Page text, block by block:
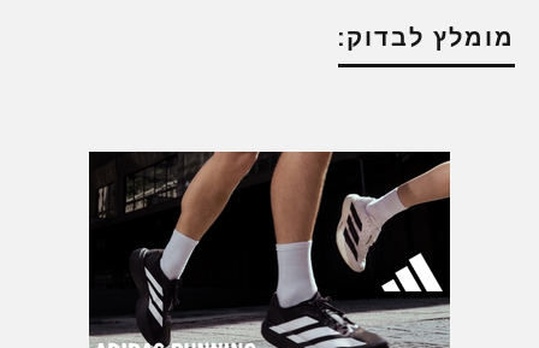
מומלץ לבדוק: